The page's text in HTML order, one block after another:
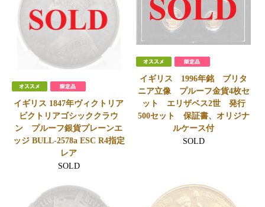
イギリス 1847年ヴィクトリア
ビクトリアゴシッククラウ
ン プルーフ銀貨プレーンエ
ッジ BULL-2578a ESC R4指定
レア
SOLD
イギリス 1996年銘 ブリタ
ニア立像 プルーフ金貨4枚セ
ット エリザベス2世 発行
500セット 保証書、オリジナ
ルケース付
SOLD